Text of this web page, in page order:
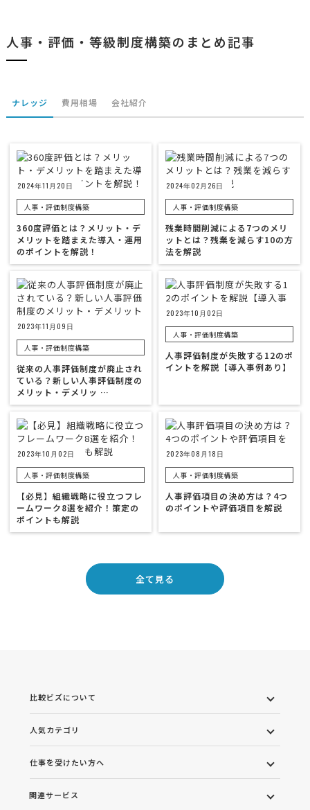
人事・評価・等級制度構築のまとめ記事
ナレッジ 費用相場 会社紹介
2024年11月20日
人事・評価制度構築
360度評価とは？メリット・デ
メリットを踏まえた導入・運用
のポイントを解説！
2024年02月26日
人事・評価制度構築
残業時間削減による7つのメリ
ットとは？残業を減らす10の方
法を解説
2023年11月09日
人事・評価制度構築
従来の人事評価制度が廃止され
ている？新しい人事評価制度の
メリット・デメリッ …
2023年10月02日
人事・評価制度構築
人事評価制度が失敗する12のポ
イントを解説【導入事例あり】
2023年10月02日
人事・評価制度構築
【必見】組織戦略に役立つフレ
ームワーク8選を紹介！策定の
ポイントも解説
2023年08月18日
人事・評価制度構築
人事評価項目の決め方は？4つ
のポイントや評価項目を解説
全て見る
比較ビズについて
人気カテゴリ
仕事を受けたい方へ
関連サービス